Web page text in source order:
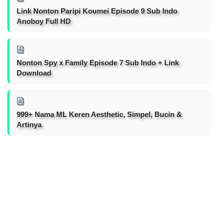
Link Nonton Paripi Koumei Episode 9 Sub Indo
Anoboy Full HD
Nonton Spy x Family Episode 7 Sub Indo + Link
Download
999+ Nama ML Keren Aesthetic, Simpel, Bucin &
Artinya